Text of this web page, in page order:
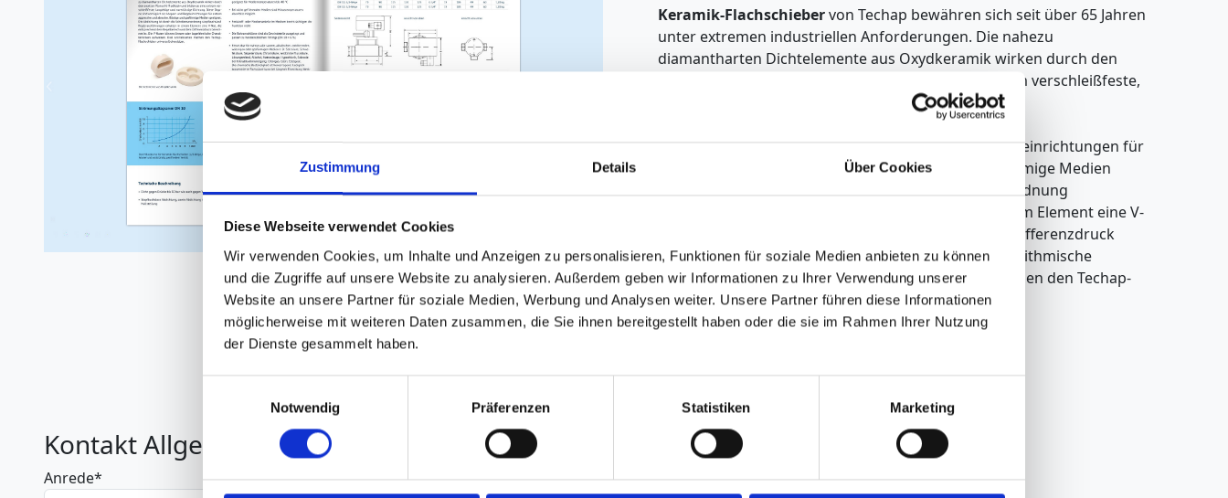
Zustimmung Details Über Cookies
Diese Webseite verwendet Cookies
Wir verwenden Cookies, um Inhalte und Anzeigen zu personalisieren, Funktionen für soziale Medien anbieten zu können
und die Zugriffe auf unsere Website zu analysieren. Außerdem geben wir Informationen zu Ihrer Verwendung unserer
Website an unsere Partner für soziale Medien, Werbung und Analysen weiter. Unsere Partner führen diese Informationen
möglicherweise mit weiteren Daten zusammen, die Sie ihnen bereitgestellt haben oder die sie im Rahmen Ihrer Nutzung
der Dienste gesammelt haben.
Notwendig
Präferenzen Statistiken Marketing
Keramik-Flachschiebervon Techap bewähren sich seit über 65 Jahren
unter extremen industriellen Anforderungen. Die nahezu
diamantharten Dichtelemente aus Oxydkeramik wirken durch den
exakten Planschliff adhäsiv und bilden so eine extrem verschleißfeste,
langlebige und zuverlässige Dichtung.
Diese Organe sind vorzüglich als Absperr- und Regeleinrichtungen für
extrem aggressive und abrasive, flüssige und gasförmige Medien
geeignet. Die Abdichtung ist durch die Scheibenanordnung
stopfbuchslos. Reglerausführungen erhalten in einem Element eine V-
Nut, die entsprechend dem Regelbereich und dem Differenzdruck
berechnet ist. Die V-Nuten können lineare oder logarithmische
Charakteristiken aufweisen. Drei Antriebsarten machen den Techap-
Flachschieber universell einsetzbar.
Weitere Infos
Kontakt Allgemein
Anrede*